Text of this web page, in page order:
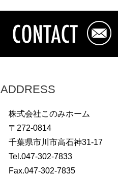
ADDRESS
株式会社このみホーム
〒272-0814
千葉県市川市高石神31-17
Tel.047-302-7833
Fax.047-302-7835